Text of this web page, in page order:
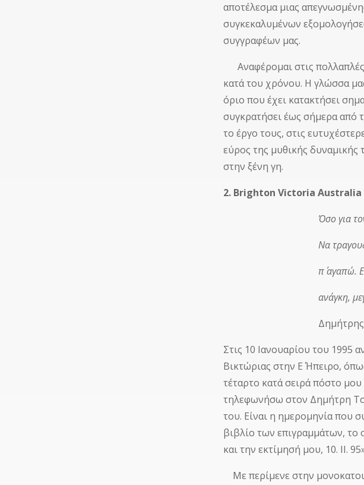
αποτέλεσμα μιας
συγκεκαλυμένων
συγγραφέων μας.
Αναφέρομαι στις
κατά του χρόνου. Η γλώσσα
όριο που έχει κατακτήσει
συγκρατήσει έως σήμερα από
το έργο τους, στις
εύρος της μυθικής
στην ξένη γη.
2. Brighton Victoria Australia
Όσο για τον έρωτα
Να τραγουδήσουν
π΄ αγαπώ. Εγώ τους
ανάγκη, μεγάλη
Δημήτρης
Στις 10 Ιανουαρίου του 1995
Βικτώριας στην Ε΄ Ήπειρο,
τέταρτο κατά σειρά πόστο
τηλεφωνήσω στον Δημήτρη
του. Είναι η ημερομηνία που
βιβλίο των επιγραμμάτων, το
και την εκτίμησή μου, 10. ΙΙ.
Με περίμενε στην